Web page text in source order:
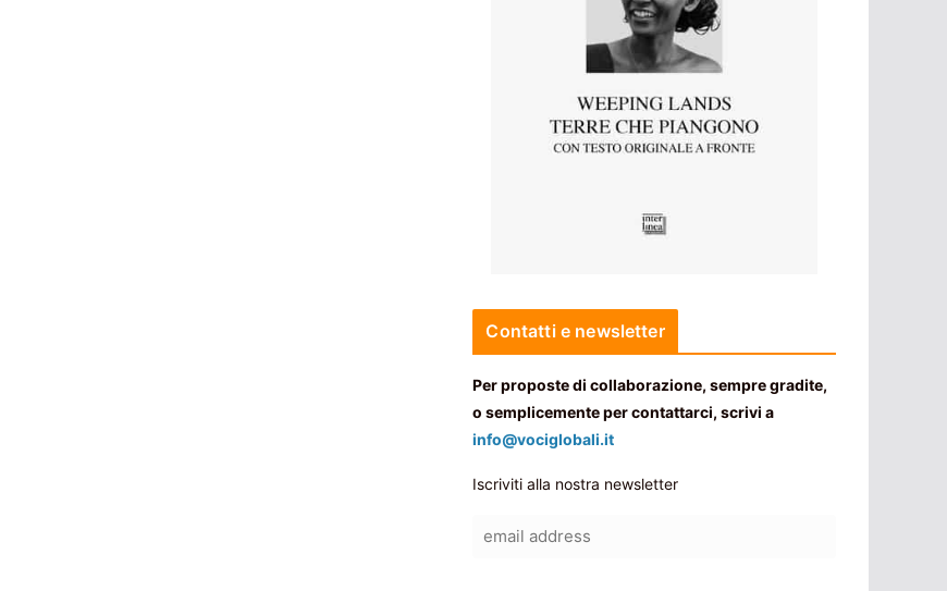
Contatti e newsletter
Per proposte di collaborazione, sempre gradite,
o semplicemente per contattarci, scrivi a
info@vociglobali.it
Iscriviti alla nostra newsletter